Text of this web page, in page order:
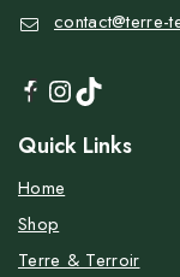
contact@terre-
Quick Links
Home
Shop
Terre & Terroir